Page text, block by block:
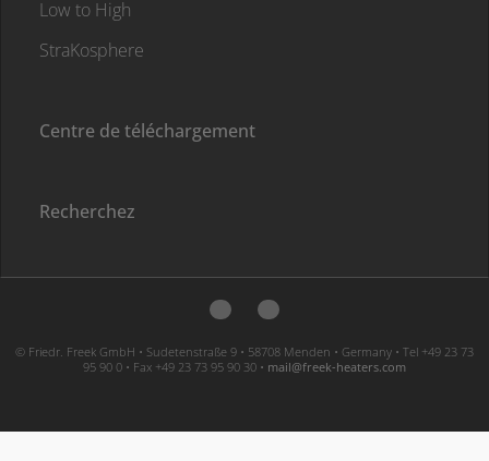
Low to High
StraKosphere
Centre de téléchargement
Recherchez
© Friedr. Freek GmbH • Sudetenstraße 9 • 58708 Menden • Germany • Tel +49 23 73
95 90 0 • Fax +49 23 73 95 90 30 • moc.sretaeh-keerf@liam